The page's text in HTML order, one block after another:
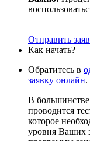
Отправить
Как начать?
Обратитесь в
заявку онлайн.
В большинстве
проводится
которое
уровня Ваших